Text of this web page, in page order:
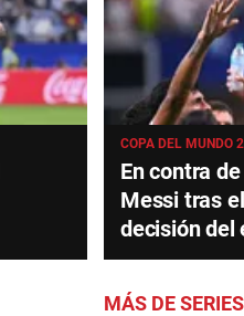
COPA DEL MUNDO
En contra
Messi tras
decisión del
MÁS DE